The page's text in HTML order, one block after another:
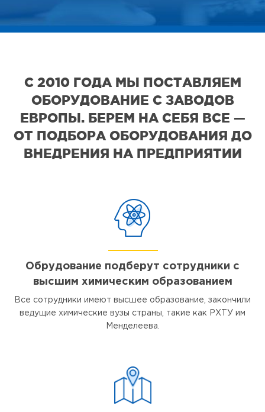
С 2010 ГОДА МЫ ПОСТАВЛЯЕМ
ОБОРУДОВАНИЕ С ЗАВОДОВ
ЕВРОПЫ. БЕРЕМ НА СЕБЯ ВСЕ —
ОТ ПОДБОРА ОБОРУДОВАНИЯ ДО
ВНЕДРЕНИЯ НА ПРЕДПРИЯТИИ
Обрудование подберут сотрудники с
высшим химическим образованием
Все сотрудники имеют высшее образование, закончили
ведущие химические вузы страны, такие как РХТУ им
Менделеева.